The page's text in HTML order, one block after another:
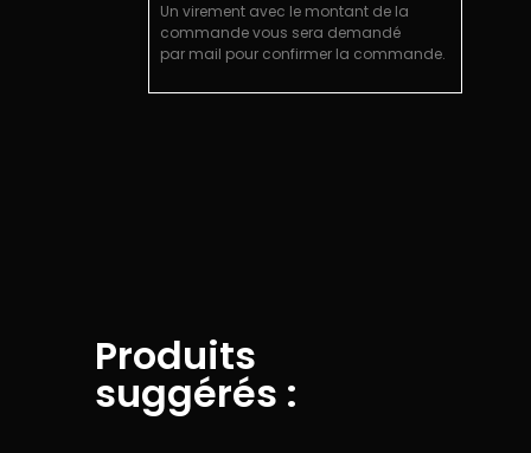
Un virement avec le montant de la
commande vous sera demandé
par mail pour confirmer la commande.
Produits
suggérés :